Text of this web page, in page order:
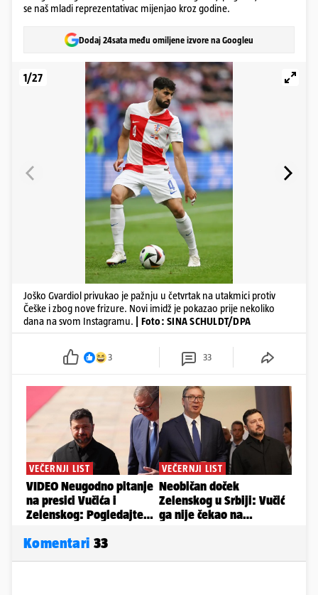
se naš mladi reprezentativac mijenjao kroz godine.
Dodaj 24sata među omiljene izvore na Googleu
1/27
Joško Gvardiol privukao je pažnju u četvrtak na utakmici protiv
Češke i zbog nove frizure. Novi imidž je pokazao prije nekoliko
dana na svom Instagramu.
| Foto: SINA SCHULDT/DPA
3 33
Komentari 33